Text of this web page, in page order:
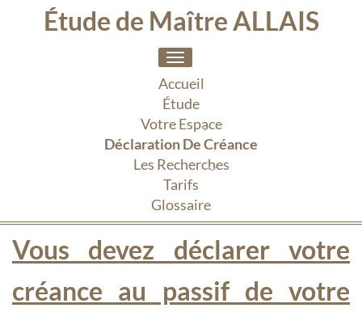
Étude de Maître ALLAIS
Toggle
navigation
Accueil
Étude
Votre Espace
Déclaration De Créance
Les Recherches
Tarifs
Glossaire
Vous devez déclarer votre
créance au passif de votre